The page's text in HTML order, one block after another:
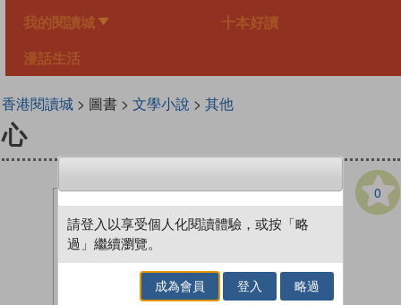
我的閱讀城 十本好讀
漫話生活
香港閱讀城> 圖書 > 文學小說 > 其他
心
0
請登入以享受個人化閱讀體驗，或按「略
過」繼續瀏覽。
成為會員 登入 略過